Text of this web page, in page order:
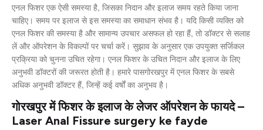
एनल फिशर एक ऐसी समस्या है, जिसका निदान और इलाज समय रहते किया जाना
चाहिए। समय पर इलाज से इस समस्या का समाधान संभव है। यदि किसी व्यक्ति को
एनल फिशर की समस्या है और सामान्य उपचार असफल हो रहा हैं, तो डॉक्टर से सलाह
लें और ऑपरेशन के विकल्पों पर चर्चा करें। सुझाव के अनुसार एक उपयुक्त सर्जिकल
प्रक्रिया को चुनना उचित रहेगा। एनल फिशर के उचित निदान और इलाज के लिए
अनुभवी डॉक्टरों की जरूरत होती है। हमारे पासगोरखपुर में एनल फिशर के सबसे
अधिक अनुभवी डॉक्टर हैं, जिन्हें कई वर्षों का अनुभव है।
गोरखपुर में फिशर के इलाज के लेजर ऑपरेशन के फायदे –
Laser Anal Fissure surgery ke fayde